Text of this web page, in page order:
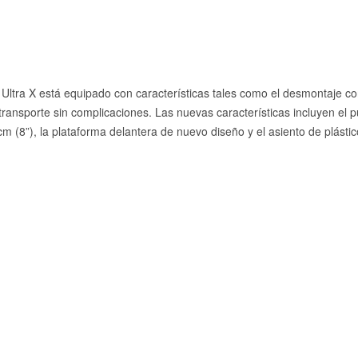
X está equipado con características tales como el desmontaje
sin complicaciones. Las nuevas características incluyen el
(8”), la plataforma delantera de nuevo diseño y el asiento de